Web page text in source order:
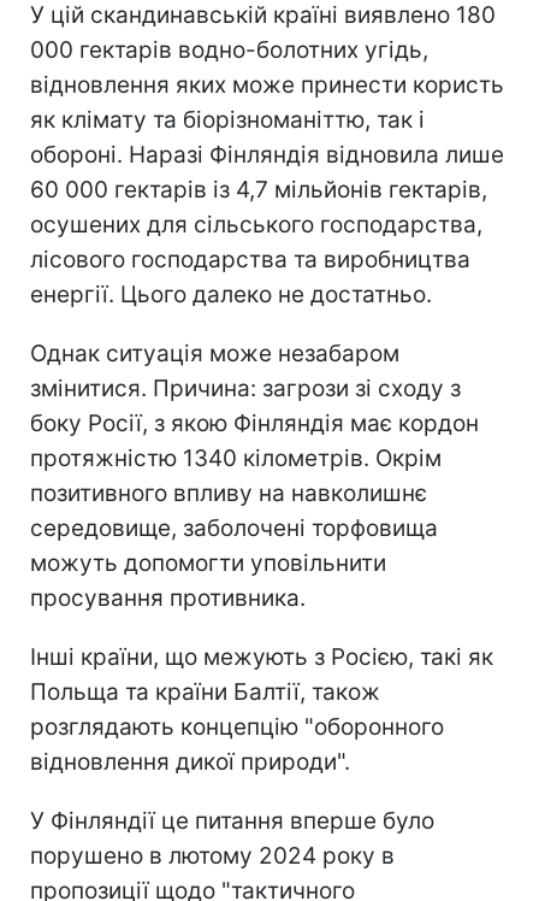
У цій скандинавській країні виявлено 180
000 гектарів водно-болотних угідь,
відновлення яких може принести користь
як клімату та біорізноманіттю, так і
обороні. Наразі Фінляндія відновила лише
60 000 гектарів із 4,7 мільйонів гектарів,
осушених для сільського господарства,
лісового господарства та виробництва
енергії. Цього далеко не достатньо.
Однак ситуація може незабаром
змінитися. Причина: загрози зі сходу з
боку Росії, з якою Фінляндія має кордон
протяжністю 1340 кілометрів. Окрім
позитивного впливу на навколишнє
середовище, заболочені торфовища
можуть допомогти уповільнити
просування противника.
Інші країни, що межують з Росією, такі як
Польща та країни Балтії, також
розглядають концепцію "оборонного
відновлення дикої природи".
У Фінляндії це питання вперше було
порушено в лютому 2024 року в
пропозиції щодо "тактичного